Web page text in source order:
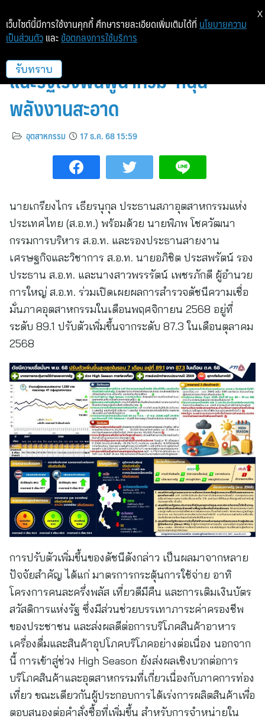
ดัชนีเชื่อมั่น เดือน พ.ย. พุ่ง ส.อ.ท.
แนะรัฐเร่งฟื้นฟูน้ำท่วม–หนุน
พลังงานสะอาด
อุตสาหกรรม 17 ธ.ค. 68 15:59
นายเกรียงไกร เธียรนุกุล ประธานสภาอุตสาหกรรมแห่ง
ประเทศไทย (ส.อ.ท.) พร้อมด้วย นายพิภพ โชควัฒนา
กรรมการบริหาร ส.อ.ท. และรองประธานสายงาน
เศรษฐกิจและวิชาการ ส.อ.ท. นายอภิชิต ประสพรัตน์ รอง
ประธาน ส.อ.ท. และนางสาวพรรรัตน์ เพชรภักดี ผู้อำนวย
การใหญ่ ส.อ.ท. ร่วมเปิดเผยผลการสำรวจดัชนีความเชื่อ
มั่นภาคอุตสาหกรรมในเดือนพฤศจิกายน 2568 อยู่ที่
ระดับ 89.1 ปรับตัวเพิ่มขึ้นจากระดับ 87.3 ในเดือนตุลาคม
2568
การปรับตัวเพิ่มขึ้นของดัชนีดังกล่าว เป็นผลมาจากหลาย
ปัจจัยสำคัญ ได้แก่ มาตรการกระตุ้นการใช้จ่าย อาทิ
โครงการคนละครึ่งพลัส เที่ยวดีมีคืน และการเติมเงินบัตร
สวัสดิการแห่งรัฐ ซึ่งมีส่วนช่วยบรรเทาภาระค่าครองชีพ
ของประชาชน และส่งผลดีต่อการบริโภคสินค้าอาหาร
เครื่องดื่มและสินค้าอุปโภคบริโภคอย่างต่อเนื่อง นอกจาก
นี้ การเข้าสู่ช่วง High Season ยังส่งผลเชิงบวกต่อการ
บริโภคสินค้าและอุตสาหกรรมที่เกี่ยวเนื่องกับภาคการท่อง
เที่ยว ขณะเดียวกันผู้ประกอบการได้เร่งการผลิตสินค้าเพื่อ
ตอบสนองต่อคำสั่งซื้อที่เพิ่มขึ้น สำหรับการจำหน่ายใน
เว็บไซต์นี้มีการใช้งานคุกกี้ ศึกษารายละเอียดเพิ่มเติมได้ที่ นโยบายความ
เป็นส่วนตัว และ ข้อตกลงการใช้บริการ
รับทราบ
X